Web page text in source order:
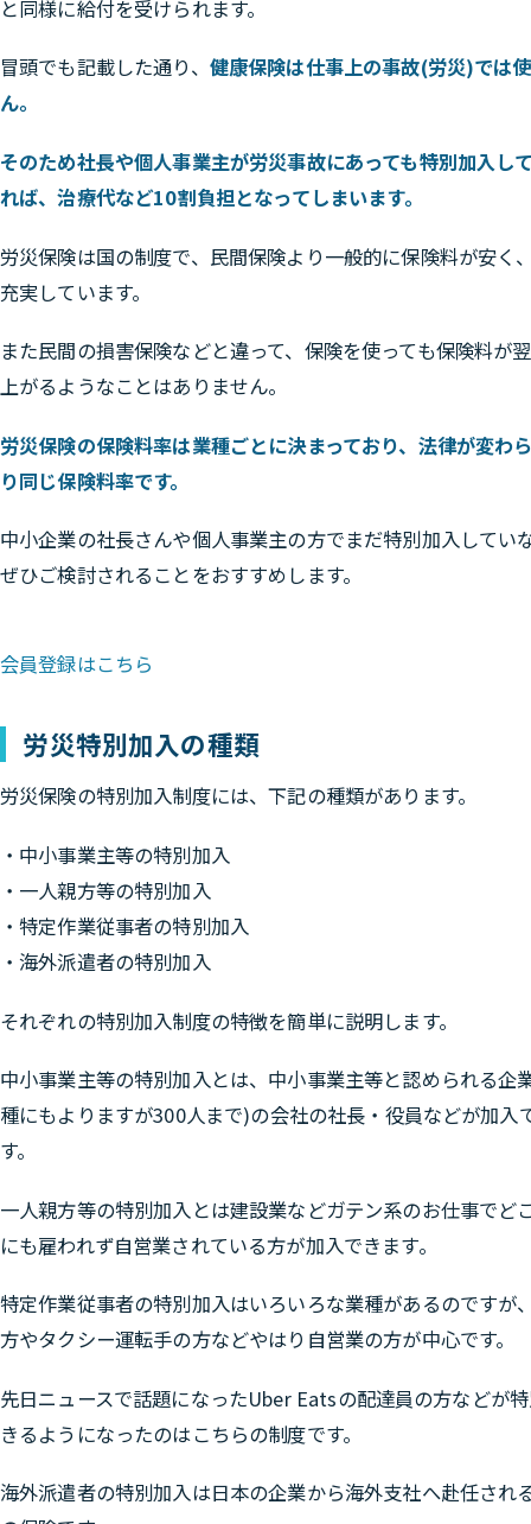
と同様に給付を受けられます。
冒頭でも記載した通り、 健康保険は仕事上の事故(労災)では
ん。
そのため社長や個人事業主が労災事故にあっても特別加入し
れば、治療代など10割負担となってしまいます。
労災保険は国の制度で、民間保険より一般的に保険料が安く
充実しています。
また民間の損害保険などと違って、保険を使っても保険料が
上がるようなことはありません。
労災保険の保険料率は業種ごとに決まっており、法律が変わ
り同じ保険料率です。
中小企業の社長さんや個人事業主の方でまだ特別加入してい
ぜひご検討されることをおすすめします。
会員登録はこちら
労災特別加入の種類
労災保険の特別加入制度には、下記の種類があります。
・中小事業主等の特別加入
・一人親方等の特別加入
・特定作業従事者の特別加入
・海外派遣者の特別加入
それぞれの特別加入制度の特徴を簡単に説明します。
中小事業主等の特別加入とは、中小事業主等と認められる企
種にもよりますが300人まで)の会社の社長・役員などが加入
す。
一人親方等の特別加入とは建設業などガテン系のお仕事でど
にも雇われず自営業されている方が加入できます。
特定作業従事者の特別加入はいろいろな業種があるのですが
方やタクシー運転手の方などやはり自営業の方が中心です。
先日ニュースで話題になったUber Eatsの配達員の方などが
きるようになったのはこちらの制度です。
海外派遣者の特別加入は日本の企業から海外支社へ赴任され